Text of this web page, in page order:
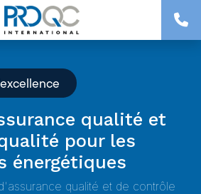
qualité et
pour les
énergétiques
qualité et de contrôle